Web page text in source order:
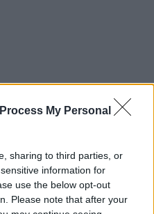
My Personal
sharing to third parties, or
information for
use the below opt-out
Please note that after your